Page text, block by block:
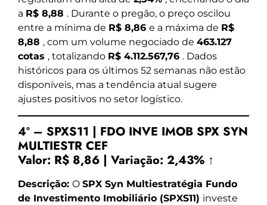
a R$ 8,88 . Durante o pregão, o preço oscilou
entre a mínima de R$ 8,86 e a máxima de R$
8,88 , com um volume negociado de 463.127
cotas , totalizando R$ 4.112.567,76 . Dados
históricos para os últimos 52 semanas não estão
disponíveis, mas a tendência atual sugere
ajustes positivos no setor logístico.
4º – SPXS11 | FDO INVE IMOB SPX SYN
MULTIESTR CEF
Valor: R$ 8,86 | Variação: 2,43% ↑
Descrição: O SPX Syn Multiestratégia Fundo
de Investimento Imobiliário (SPXS11) investe